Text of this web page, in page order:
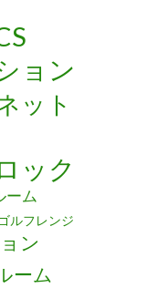
ョン
ット
ック
ーム
ゴルフレンジ
ン
ーム